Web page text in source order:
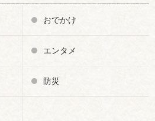
おでかけ
エンタメ
防災